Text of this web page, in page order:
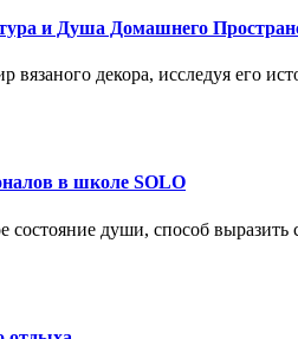
и Душа Домашнего
вязаного декора, исследуя его
в школе SOLO
души, способ